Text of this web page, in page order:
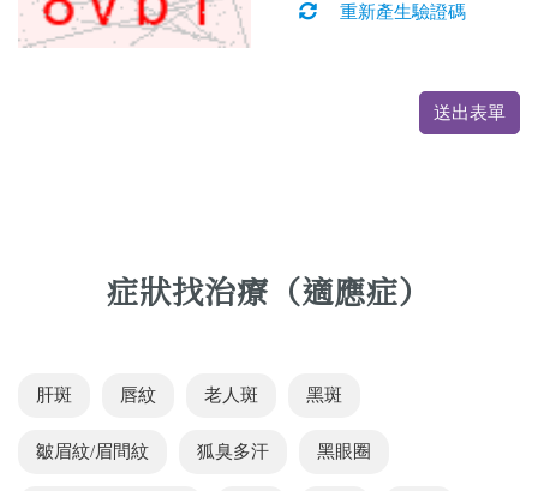
重新產生驗證碼
送出表單
症狀找治療（適應症）
肝斑 唇紋 老人斑 黑斑
皺眉紋/眉間紋 狐臭多汗 黑眼圈